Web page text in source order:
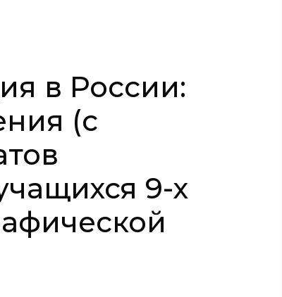
в России:
(с
9-х